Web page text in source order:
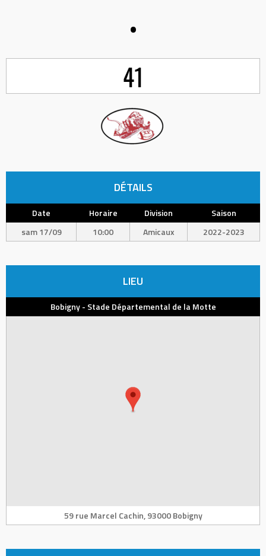
•
41
DÉTAILS
Date Horaire Division
Saison
sam 17/09
10:00 Amicaux 2022-2023
LIEU
Bobigny - Stade Départemental de la Motte
59 rue Marcel Cachin, 93000 Bobigny